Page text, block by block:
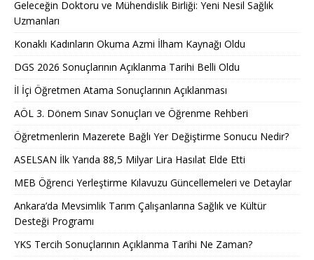
Geleceğin Doktoru ve Mühendislik Birliği: Yeni Nesil Sağlık
Uzmanları
Konaklı Kadınların Okuma Azmi İlham Kaynağı Oldu
DGS 2026 Sonuçlarının Açıklanma Tarihi Belli Oldu
İl İçi Öğretmen Atama Sonuçlarının Açıklanması
AÖL 3. Dönem Sınav Sonuçları ve Öğrenme Rehberi
Öğretmenlerin Mazerete Bağlı Yer Değiştirme Sonucu Nedir?
ASELSAN İlk Yarıda 88,5 Milyar Lira Hasılat Elde Etti
MEB Öğrenci Yerleştirme Kılavuzu Güncellemeleri ve Detaylar
Ankara’da Mevsimlik Tarım Çalışanlarına Sağlık ve Kültür
Desteği Programı
YKS Tercih Sonuçlarının Açıklanma Tarihi Ne Zaman?